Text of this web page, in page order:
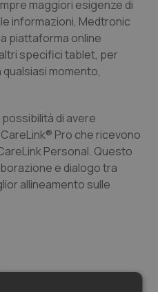
maggiori esigenze di
informazioni, Medtronic
piattaforma online
specifici tablet, per
qualsiasi momento,
di avere
Pro che ricevono
Personal. Questo
e dialogo tra
allineamento sulle